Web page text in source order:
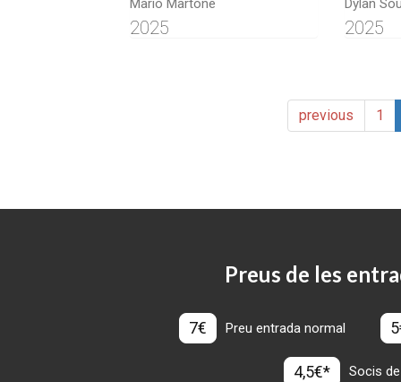
Mario Martone
2025
Dylan
2025
previous 1
Preus de les
7€ Preu entrada normal
4,5€* Socis